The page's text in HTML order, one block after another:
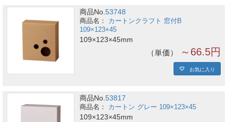
商品No.53748
カートンクラフト 窓付B
109×123×45
109×123×45mm
単価 ～66.5円
お気に入り
商品No.53817
カートン グレー 109×123×45
109×123×45mm